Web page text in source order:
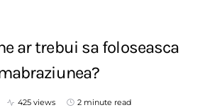
ar trebui sa foloseasca
425 views 2 minute read